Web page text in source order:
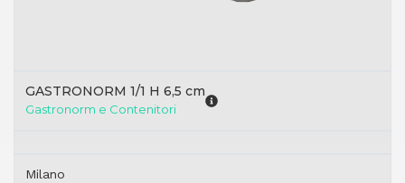
GASTRONORM 1/1 H 6,5 cm
Gastronorm e Contenitori
Milano